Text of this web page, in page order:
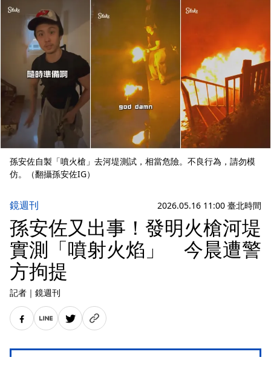
孫安佐自製「噴火槍」去河堤測試，相當危險。不良行為，請勿模
仿。（翻攝孫安佐IG）
鏡週刊 2026.05.16 11:00 臺北時間
孫安佐又出事！發明火槍河堤
實測「噴射火焰」 今晨遭警
方拘提
記者 ｜ 鏡週刊